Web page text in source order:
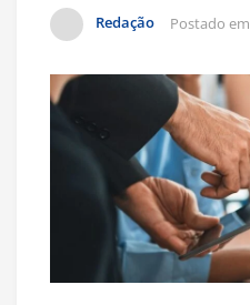
Redação Postado em